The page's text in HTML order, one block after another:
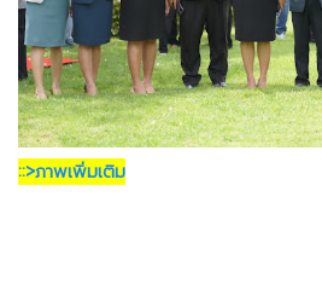
::>ภาพเพิ่มเติม